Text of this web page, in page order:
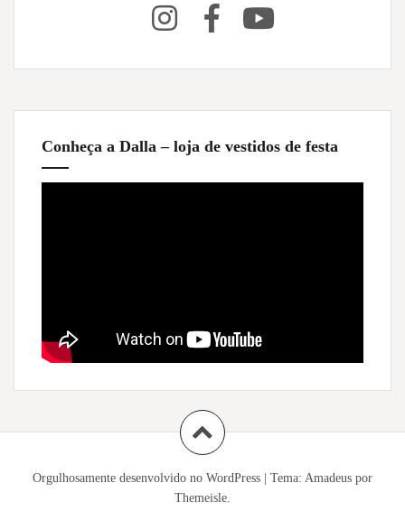
Conheça a Dalla – loja de vestidos de festa
Orgulhosamente desenvolvido no WordPress Tema: Amadeus por
Themeisle.